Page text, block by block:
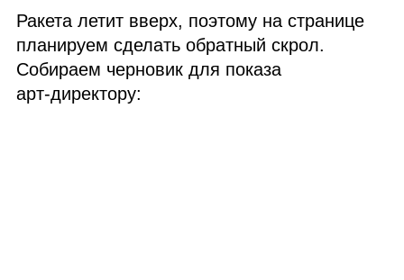
Ракета летит вверх, поэтому на странице
планируем сделать обратный скрол.
Собираем черновик для показа
арт‑директору: